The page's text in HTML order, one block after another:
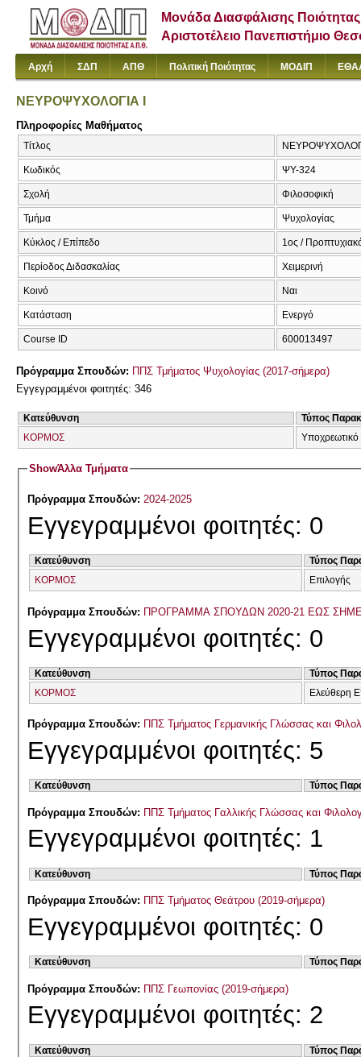
Μονάδα Διασφάλισης Ποιότητας
Αριστοτέλειο Πανεπιστήμιο
Αρχή ΣΔΠ ΑΠΘ Πολιτική Ποιότητας ΜΟΔΙΠ
ΝΕΥΡΟΨΥΧΟΛΟΓΙΑ Ι
Πληροφορίες Μαθήματος
Τίτλος
Κωδικός ΨΥ-324
Σχολή Φιλοσοφική
Τμήμα Ψυχολογίας
Κύκλος / Επίπεδο 1ος /
Περίοδος Διδασκαλίας Χειμερινή
Κοινό Ναι
Κατάσταση Ενεργό
Course ID 600013497
Πρόγραμμα Σπουδών: ΠΠΣ Τμήματος Ψυχολογίας (2017-σήμερα)
Εγγεγραμμένοι φοιτητές: 346
Κατεύθυνση
Τύπος
ΚΟΡΜΟΣ
Υποχρεωτικό
ShowΆλλα Τμήματα
Πρόγραμμα Σπουδών:2024-2025
Εγγεγραμμένοι φοιτητές: 0
Κατεύθυνση
Τύπος
ΚΟΡΜΟΣ
Επιλογής
Πρόγραμμα Σπουδών: ΠΡΟΓΡΑΜΜΑ ΣΠΟΥΔΩΝ 2020-21 ΕΩΣ
Εγγεγραμμένοι φοιτητές: 0
Κατεύθυνση
Τύπος
ΚΟΡΜΟΣ
Ελεύθερη
Πρόγραμμα Σπουδών: ΠΠΣ Τμήματος Γερμανικής Γλώσσας και
Εγγεγραμμένοι φοιτητές: 5
Κατεύθυνση Τύπος
Πρόγραμμα Σπουδών: ΠΠΣ Τμήματος Γαλλικής Γλώσσας και
Εγγεγραμμένοι φοιτητές: 1
Κατεύθυνση Τύπος
Πρόγραμμα Σπουδών: ΠΠΣ Τμήματος Θεάτρου (2019-σήμερα)
Εγγεγραμμένοι φοιτητές: 0
Κατεύθυνση Τύπος
Πρόγραμμα Σπουδών: ΠΠΣ Γεωπονίας (2019-σήμερα)
Εγγεγραμμένοι φοιτητές: 2
Κατεύθυνση
Τύπος